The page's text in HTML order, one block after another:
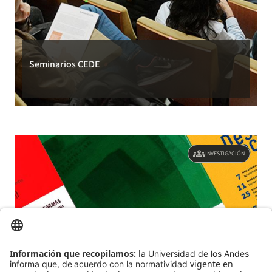
Seminarios CEDE
groupsINVESTIGACIÓN